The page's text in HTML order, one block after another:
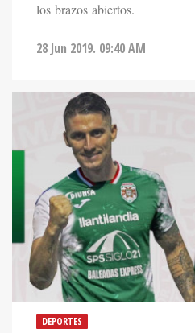
los brazos abiertos.
28 Jun 2019. 09:40 AM
DEPORTES